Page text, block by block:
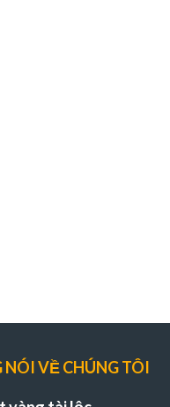
NÓI VỀ CHÚNG TÔI